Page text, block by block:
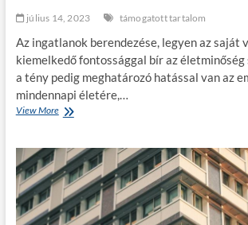
j
z
ü
e
g
e
július 14, 2023 támogatott tartalom
Az ingatlanok berendezése, legyen az saját
kiemelkedő fontossággal bír az életminőség
a tény pedig meghatározó hatással van az
mindennapi életére,…
View MoreI
a
t
l
a
n